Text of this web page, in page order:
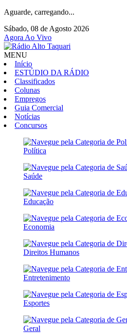
Aguarde, carregando...
Sábado, 08 de Agosto 2026
Agora Ao Vivo
MENU
Início
ESTÚDIO DA RÁDIO
Classificados
Colunas
Empregos
Guia Comercial
Notícias
Concursos
Política
Saúde
Educação
Economia
Direitos Humanos
Entretenimento
Esportes
Geral